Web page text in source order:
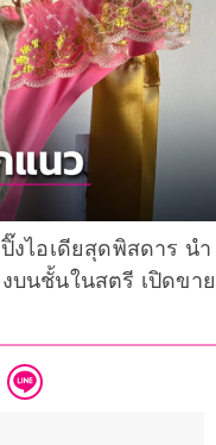
งไอเดียสุดพิสดาร นำ
บนชั้นในสตรี เปิดขาย